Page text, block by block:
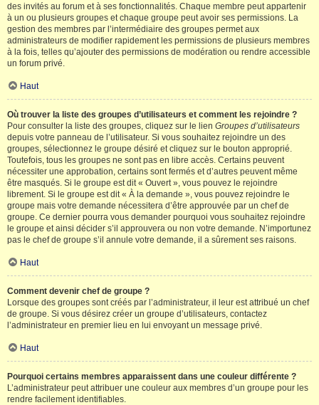
des invités au forum et à ses fonctionnalités. Chaque membre peut appartenir
à un ou plusieurs groupes et chaque groupe peut avoir ses permissions. La
gestion des membres par l’intermédiaire des groupes permet aux
administrateurs de modifier rapidement les permissions de plusieurs membres
à la fois, telles qu’ajouter des permissions de modération ou rendre accessible
un forum privé.
Haut
Où trouver la liste des groupes d’utilisateurs et comment les rejoindre ?
Pour consulter la liste des groupes, cliquez sur le lien Groupes d’utilisateurs
depuis votre panneau de l’utilisateur. Si vous souhaitez rejoindre un des
groupes, sélectionnez le groupe désiré et cliquez sur le bouton approprié.
Toutefois, tous les groupes ne sont pas en libre accès. Certains peuvent
nécessiter une approbation, certains sont fermés et d’autres peuvent même
être masqués. Si le groupe est dit « Ouvert », vous pouvez le rejoindre
librement. Si le groupe est dit « À la demande », vous pouvez rejoindre le
groupe mais votre demande nécessitera d’être approuvée par un chef de
groupe. Ce dernier pourra vous demander pourquoi vous souhaitez rejoindre
le groupe et ainsi décider s’il approuvera ou non votre demande. N’importunez
pas le chef de groupe s’il annule votre demande, il a sûrement ses raisons.
Haut
Comment devenir chef de groupe ?
Lorsque des groupes sont créés par l’administrateur, il leur est attribué un chef
de groupe. Si vous désirez créer un groupe d’utilisateurs, contactez
l’administrateur en premier lieu en lui envoyant un message privé.
Haut
Pourquoi certains membres apparaissent dans une couleur différente ?
L’administrateur peut attribuer une couleur aux membres d’un groupe pour les
rendre facilement identifiables.